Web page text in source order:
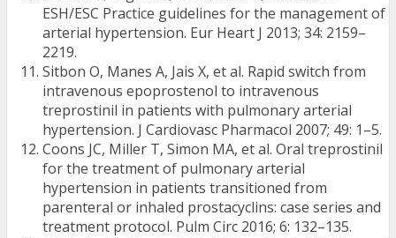
ESH/ESC Practice guidelines for the management of
arterial hypertension. Eur Heart J 2013; 34: 2159–
2219.
Sitbon O, Manes A, Jais X, et al. Rapid switch from
intravenous epoprostenol to intravenous
treprostinil in patients with pulmonary arterial
hypertension. J Cardiovasc Pharmacol 2007; 49: 1–5.
Coons JC, Miller T, Simon MA, et al. Oral treprostinil
for the treatment of pulmonary arterial
hypertension in patients transitioned from
parenteral or inhaled prostacyclins: case series and
treatment protocol. Pulm Circ 2016; 6: 132–135.